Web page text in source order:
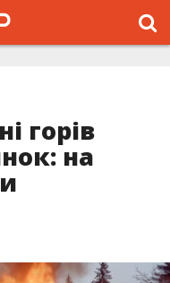
горів
на